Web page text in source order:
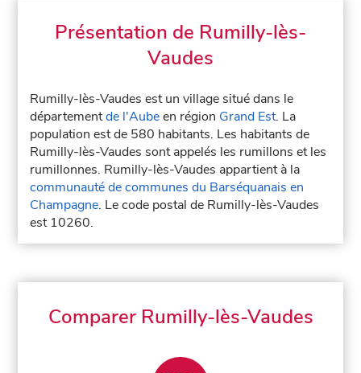
Présentation de Rumilly-lès-
Vaudes
Rumilly-lès-Vaudes est un village situé dans le
départementde l'Aubeen région Grand Est. La
population est de 580 habitants. Les habitants de
Rumilly-lès-Vaudes sont appelés les rumillons et les
rumillonnes. Rumilly-lès-Vaudes appartient à la
communauté de communes du Barséquanais en
Champagne. Le code postal de Rumilly-lès-Vaudes
est 10260.
Comparer Rumilly-lès-Vaudes